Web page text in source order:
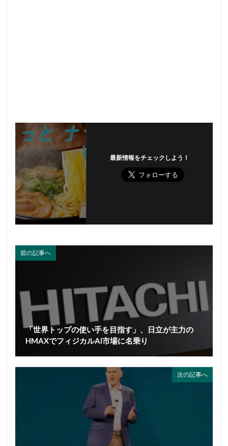
最新情報をチェックしよう！
前の記事へ
「世界トップの使い手を目指す」、日立が主力の
HMAXでフィジカルAI市場に名乗り
次の記事へ